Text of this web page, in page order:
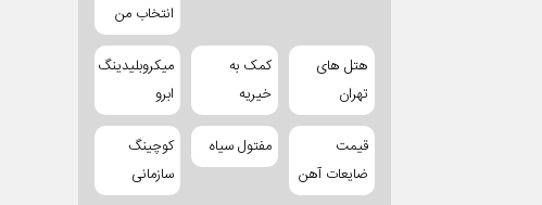
انتخاب من
هتل های
تهران
کمک به
خیریه
میکروبلیدینگ
ابرو
قیمت
ضایعات آهن
مفتول سیاه
کوچینگ
سازمانی